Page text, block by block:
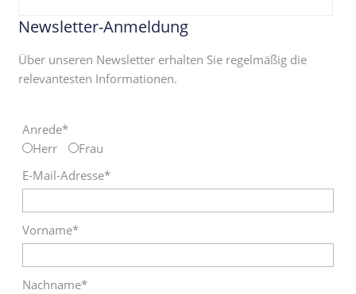
Newsletter-Anmeldung
Über unseren Newsletter erhalten Sie regelmäßig die
relevantesten Informationen.
Anrede*
Herr
Frau
E-Mail-Adresse*
Vorname*
Nachname*